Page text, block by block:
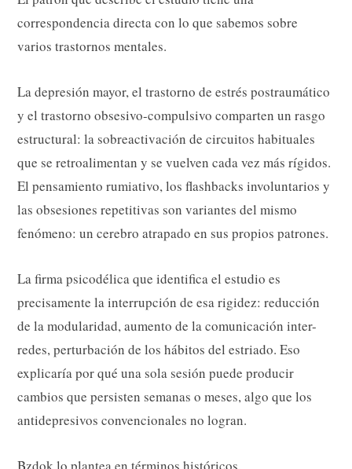
correspondencia directa con lo que sabemos sobre
varios trastornos mentales.
La depresión mayor, el trastorno de estrés postraumático
y el trastorno obsesivo-compulsivo comparten un rasgo
estructural: la sobreactivación de circuitos habituales
que se retroalimentan y se vuelven cada vez más rígidos.
El pensamiento rumiativo, los flashbacks involuntarios y
las obsesiones repetitivas son variantes del mismo
fenómeno: un cerebro atrapado en sus propios patrones.
La firma psicodélica que identifica el estudio es
precisamente la interrupción de esa rigidez: reducción
de la modularidad, aumento de la comunicación inter-
redes, perturbación de los hábitos del estriado. Eso
explicaría por qué una sola sesión puede producir
cambios que persisten semanas o meses, algo que los
antidepresivos convencionales no logran.